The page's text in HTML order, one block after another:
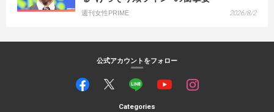
週刊女性PRIME 2026/8/2
公式アカウントをフォロー
Categories